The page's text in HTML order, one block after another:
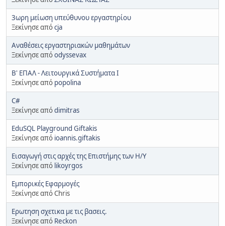
3ωρη μείωση υπεύθυνου εργαστηρίου
Ξεκίνησε απόcja
Aναθέσεις εργαστηριακών μαθημάτων
Ξεκίνησε απόodyssevax
B' ΕΠΑΛ - Λειτουργικά Συστήματα Ι
Ξεκίνησε από popolina
C#
Ξεκίνησε απόdimitras
EduSQL Playground Giftakis
Ξεκίνησε από ioannis.giftakis
Eισαγωγή στις αρχές της Eπιστήμης των H/Y
Ξεκίνησε από likoyrgos
Eμπορικές Εφαρμογές
Ξεκίνησε από Chris
Eρωτηση σχετικα με τις βασεις.
Ξεκίνησε από Reckon